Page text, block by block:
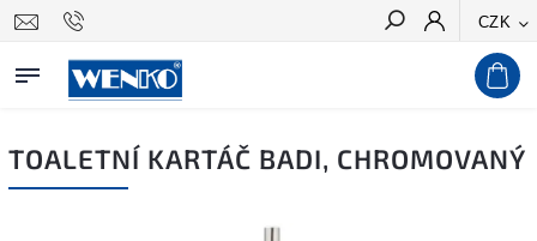
CZK
Hledat
TOALETNÍ KARTÁČ BADI, CHROMOVANÝ